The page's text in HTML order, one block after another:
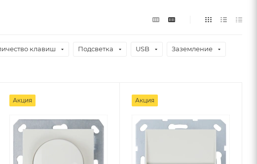
клавиш Подсветка USB Заземление
Акция Акция